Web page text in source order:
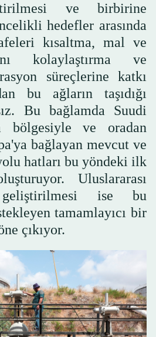
ve birbirine
hedefler arasında
kısaltma, mal ve
kolaylaştırma ve
süreçlerine katkı
bu ağların taşıdığı
Bu bağlamda Suudi
bölgesiyle ve oradan
bağlayan mevcut ve
hatları bu yöndeki ilk
Uluslararası
geliştirilmesi ise bu
tamamlayıcı bir
çıkıyor.